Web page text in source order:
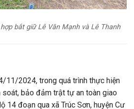
bắt giữ Lê Văn Mạnh và Lê Thanh
11/2024, trong quá trình thực hiện
soát, bảo đảm trật tự an toàn giao
14 đoạn qua xã Trúc Sơn, huyện Cư